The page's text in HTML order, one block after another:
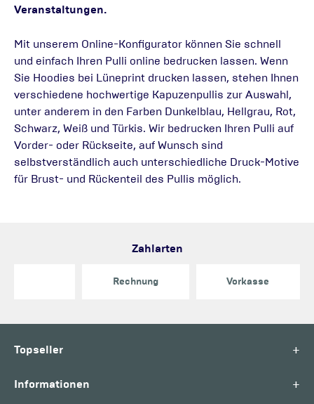
Veranstaltungen.
Mit unserem Online-Konfigurator können Sie schnell
und einfach Ihren Pulli online bedrucken lassen. Wenn
Sie Hoodies bei Lüneprint drucken lassen, stehen Ihnen
verschiedene hochwertige Kapuzenpullis zur Auswahl,
unter anderem in den Farben Dunkelblau, Hellgrau, Rot,
Schwarz, Weiß und Türkis. Wir bedrucken Ihren Pulli auf
Vorder- oder Rückseite, auf Wunsch sind
selbstverständlich auch unterschiedliche Druck-Motive
für Brust- und Rückenteil des Pullis möglich.
Zahlarten
Rechnung Vorkasse
Topseller +
Informationen +